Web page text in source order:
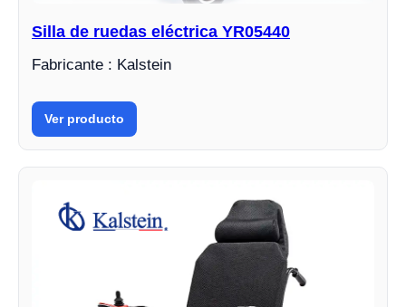
Silla de ruedas eléctrica YR05440
Fabricante : Kalstein
Ver producto